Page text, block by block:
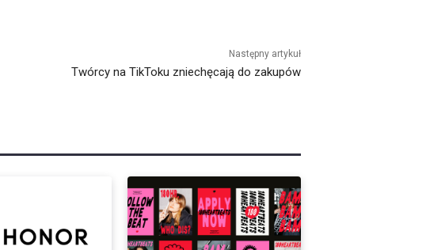
Następny artykuł
Twórcy na TikToku zniechęcają do zakupów